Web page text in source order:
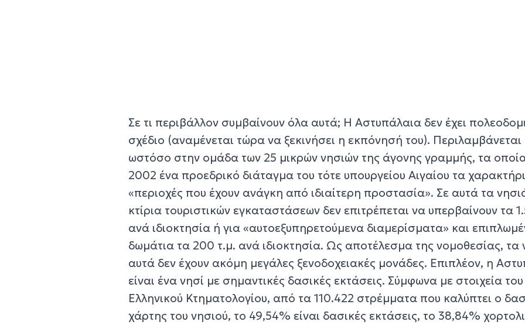
Σε τι περιβάλλον συμβαίνουν όλα αυτά; Η Αστυπάλαια δεν έχει
σχέδιο (αναμένεται τώρα να ξεκινήσει η εκπόνησή του). Περιλαμβάνεται
ωστόσο στην ομάδα των 25 μικρών νησιών της άγονης γραμμής, τα
2002 ένα προεδρικό διάταγμα του τότε υπουργείου Αιγαίου τα
«περιοχές που έχουν ανάγκη από ιδιαίτερη προστασία». Σε αυτά τα
κτίρια τουριστικών εγκαταστάσεων δεν επιτρέπεται να υπερβαίνουν τα
ανά ιδιοκτησία ή για «αυτοεξυπηρετούμενα διαμερίσματα» και
δωμάτια τα 200 τ.μ. ανά ιδιοκτησία. Ως αποτέλεσμα της νομοθεσίας, τα
αυτά δεν έχουν ακόμη μεγάλες ξενοδοχειακές μονάδες. Επιπλέον, η
είναι ένα νησί με σημαντικές δασικές εκτάσεις. Σύμφωνα με στοιχεία του
Ελληνικού Κτηματολογίου, από τα 110.422 στρέμματα που καλύπτει ο
χάρτης του νησιού, το 49,54% είναι δασικές εκτάσεις, το 38,84%